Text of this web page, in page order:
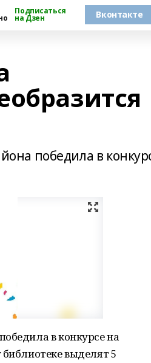
Подписаться
на Дзен Вконтакте
победила в
в конкурсе на
выделят 5